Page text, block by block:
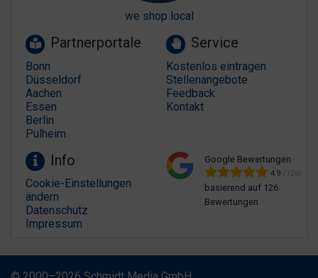
we shop local
Partnerportale
Bonn
Düsseldorf
Aachen
Essen
Berlin
Pulheim
Service
Kostenlos eintragen
Stellenangebote
Feedback
Kontakt
Info
Cookie-Einstellungen
ändern
Datenschutz
Impressum
Google Bewertungen
4.9 (126)
basierend auf 126
Bewertungen